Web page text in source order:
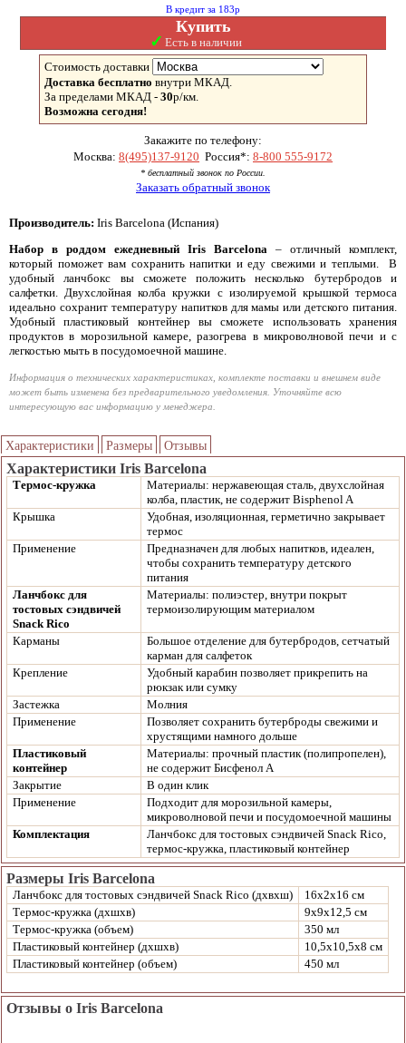
В кредит за 183р
Купить
✓ Есть в наличии
Стоимость доставки
Доставка бесплатно внутри МКАД.
За пределами МКАД - 30р/км.
Возможна сегодня!
Закажите по телефону:
Москва: 8(495)137-9120 Россия*: 8-800 555-9172
* бесплатный звонок по России.
Заказать обратный звонок
Производитель: Iris Barcelona (Испания)
Набор в роддом ежедневный Iris Barcelona – отличный комплект,
который поможет вам сохранить напитки и еду свежими и теплыми. В
удобный ланчбокс вы сможете положить несколько бутербродов и
салфетки. Двухслойная колба кружки с изолируемой крышкой термоса
идеально сохранит температуру напитков для мамы или детского питания.
Удобный пластиковый контейнер вы сможете использовать хранения
продуктов в морозильной камере, разогрева в микроволновой печи и с
легкостью мыть в посудомоечной машине.
Информация о технических характеристиках, комплекте поставки и внешнем виде
может быть изменена без предварительного уведомления. Уточняйте всю
интересующую вас информацию у менеджера.
Характеристики Размеры Отзывы
Характеристики Iris Barcelona
Термос-кружка
Материалы: нержавеющая сталь, двухслойная
колба, пластик, не содержит Bisphenol A
Крышка
Удобная, изоляционная, герметично закрывает
термос
Применение
Предназначен для любых напитков, идеален,
чтобы сохранить температуру детского
питания
Ланчбокс для
тостовых сэндвичей
Snack Rico
Материалы: полиэстер, внутри покрыт
термоизолирующим материалом
Карманы
Большое отделение для бутербродов, сетчатый
карман для салфеток
Крепление
Удобный карабин позволяет прикрепить на
рюкзак или сумку
Застежка
Молния
Применение
Позволяет сохранить бутерброды свежими и
хрустящими намного дольше
Пластиковый
контейнер
Материалы: прочный пластик (полипропелен),
не содержит Бисфенол А
Закрытие
В один клик
Применение
Подходит для морозильной камеры,
микроволновой печи и посудомоечной машины
Комплектация
Ланчбокс для тостовых сэндвичей Snack Rico,
термос-кружка, пластиковый контейнер
Размеры Iris Barcelona
Ланчбокс для тостовых сэндвичей Snack Rico (дхвхш)
16х2х16 см
Термос-кружка (дхшхв)
9х9х12,5 см
Термос-кружка (объем)
350 мл
Пластиковый контейнер (дхшхв)
10,5х10,5х8 см
Пластиковый контейнер (объем)
450 мл
Отзывы о Iris Barcelona